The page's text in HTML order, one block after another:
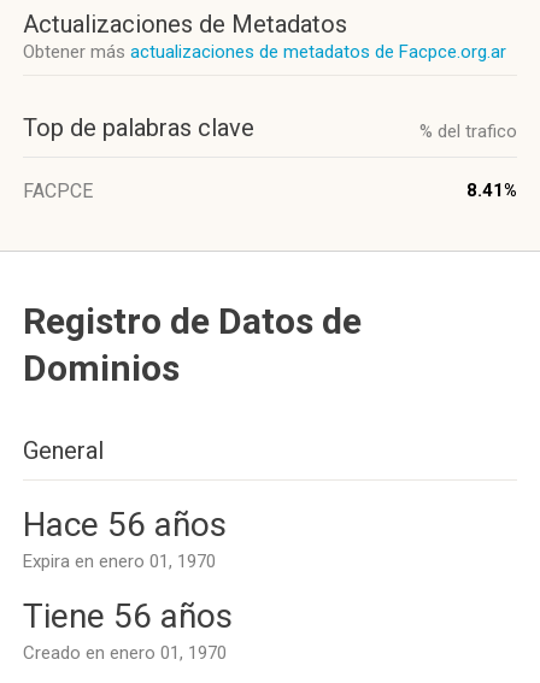
Actualizaciones de Metadatos
Obtener más actualizaciones de metadatos de Facpce.org.ar
Top de palabras clave % del trafico
FACPCE 8.41%
Registro de Datos de
Dominios
General
Hace 56 años
Expira en enero 01, 1970
Tiene 56 años
Creado en enero 01, 1970